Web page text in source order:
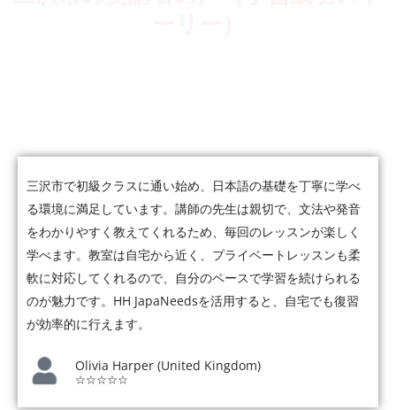
三沢市で初級クラスに通い始め、日本語の基礎を丁寧に学べ
る環境に満足しています。講師の先生は親切で、文法や発音
をわかりやすく教えてくれるため、毎回のレッスンが楽しく
学べます。教室は自宅から近く、プライベートレッスンも柔
軟に対応してくれるので、自分のペースで学習を続けられる
のが魅力です。HH JapaNeedsを活用すると、自宅でも復習
が効率的に行えます。
Olivia Harper (United Kingdom)
☆☆☆☆☆